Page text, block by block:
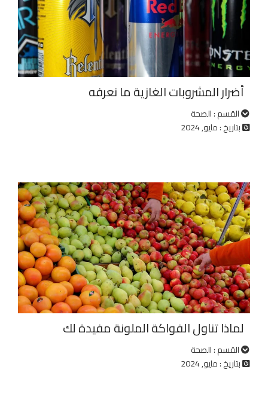
أضرار المشروبات الغازية ما نعرفه
القسم : الصحة
بتاريخ : مايو, 2024
لماذا تناول الفواكة الملونة مفيدة لك
القسم : الصحة
بتاريخ : مايو, 2024